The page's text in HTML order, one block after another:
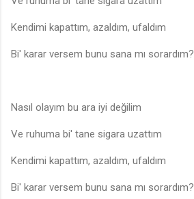
Kendimi kapattım, azaldım, ufaldım
Bi' karar versem bunu sana mı sorardım?
Nasıl olayım bu ara iyi değilim
Ve ruhuma bi' tane sigara uzattım
Kendimi kapattım, azaldım, ufaldım
Bi' karar versem bunu sana mı sorardım?